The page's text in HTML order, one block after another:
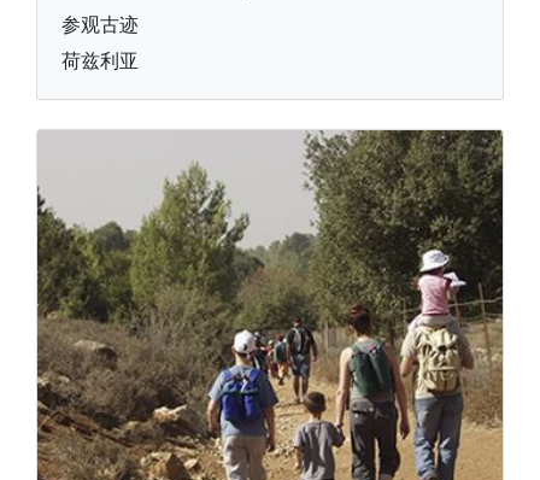
参观古迹
荷兹利亚